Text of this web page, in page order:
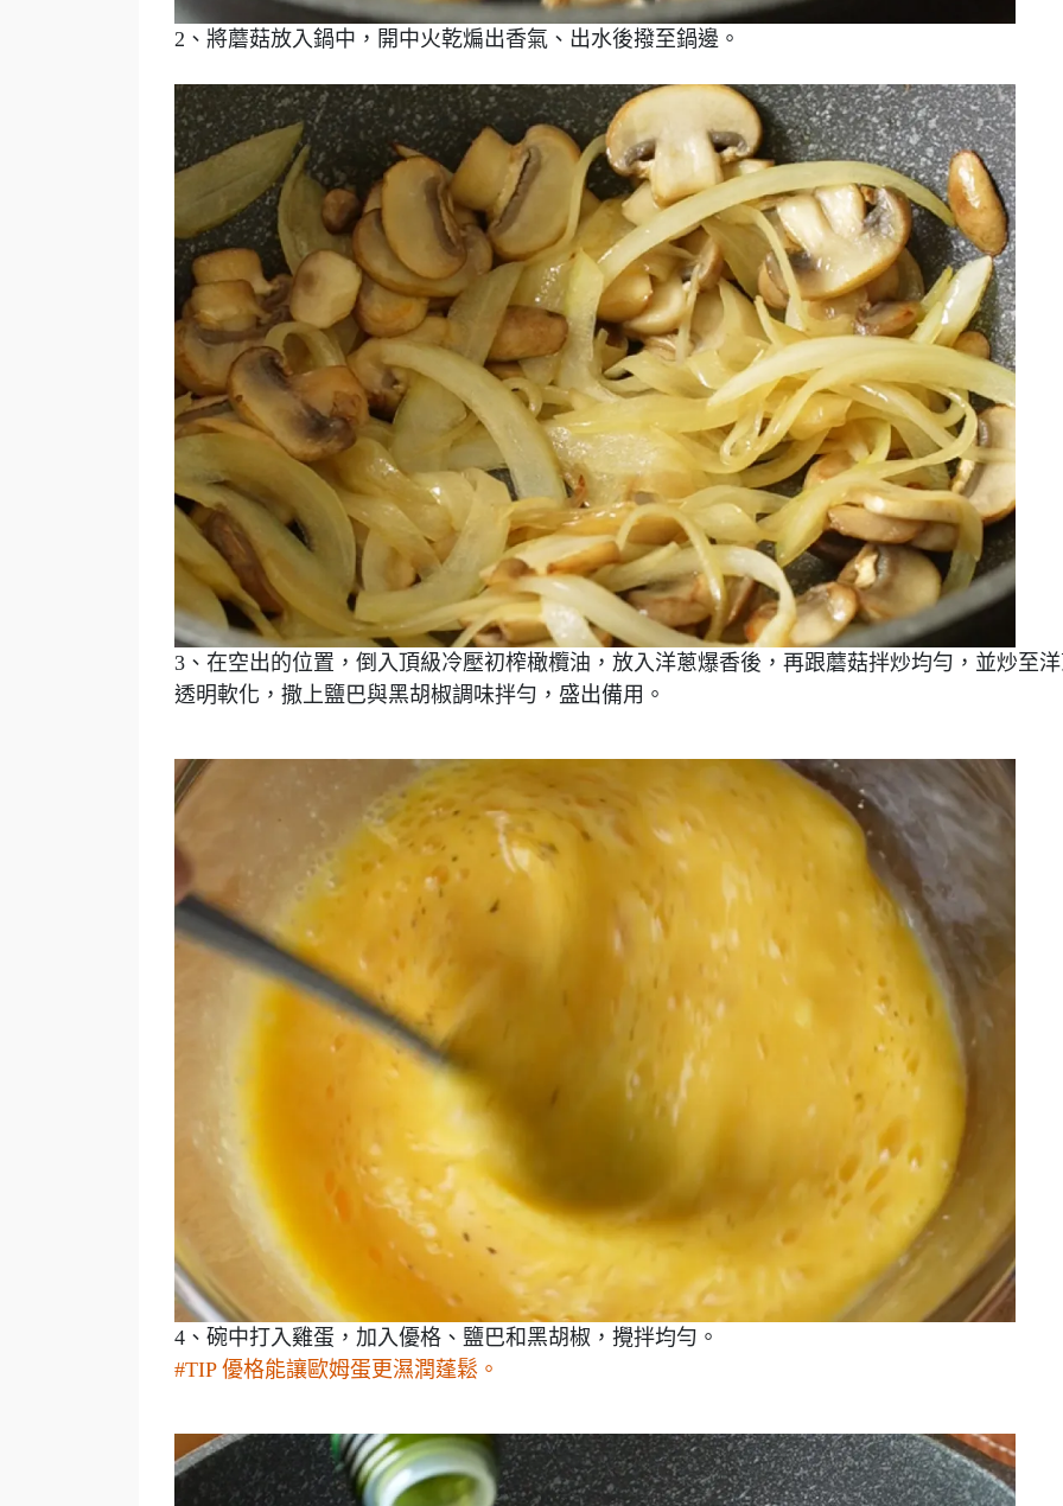
2、將蘑菇放入鍋中，開中火乾煸出香氣、出水後撥至鍋邊。
3、在空出的位置，倒入頂級冷壓初榨橄欖油，放入洋蔥爆香後，再跟蘑菇拌炒均勻，並炒至
透明軟化，撒上鹽巴與黑胡椒調味拌勻，盛出備用。
4、碗中打入雞蛋，加入優格、鹽巴和黑胡椒，攪拌均勻。
#TIP 優格能讓歐姆蛋更濕潤蓬鬆。